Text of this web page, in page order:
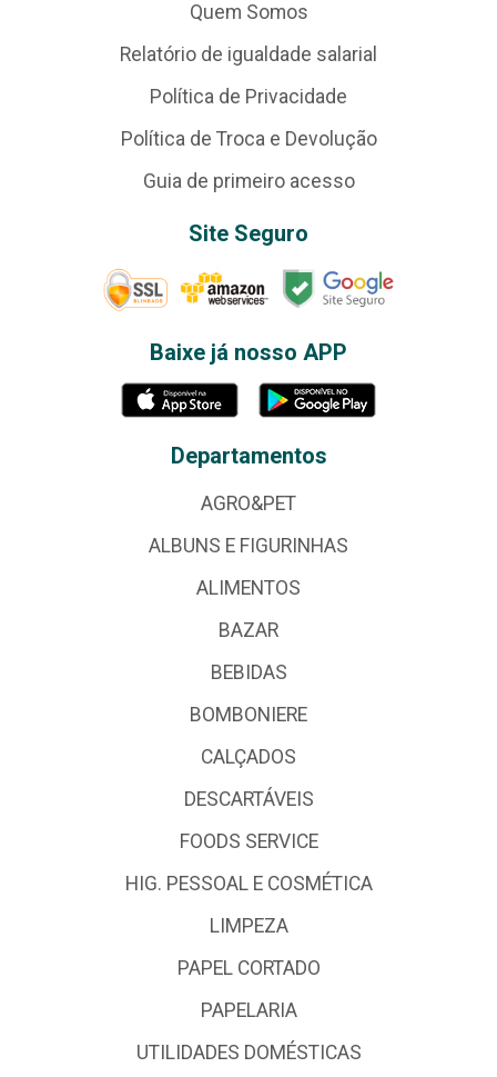
Quem Somos
Relatório de igualdade salarial
Política de Privacidade
Política de Troca e Devolução
Guia de primeiro acesso
Site Seguro
Baixe já nosso APP
Departamentos
AGRO&PET
ALBUNS E FIGURINHAS
ALIMENTOS
BAZAR
BEBIDAS
BOMBONIERE
CALÇADOS
DESCARTÁVEIS
FOODS SERVICE
HIG. PESSOAL E COSMÉTICA
LIMPEZA
PAPEL CORTADO
PAPELARIA
UTILIDADES DOMÉSTICAS